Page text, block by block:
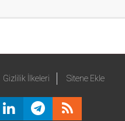
Gizlilik İlkeleri Sitene Ekle